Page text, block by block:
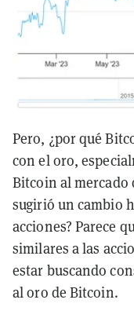
Pero, ¿por qué
con el oro,
Bitcoin al mercado
sugirió un cambio
acciones? Parece
similares a las
estar buscando
al oro de Bitcoin.